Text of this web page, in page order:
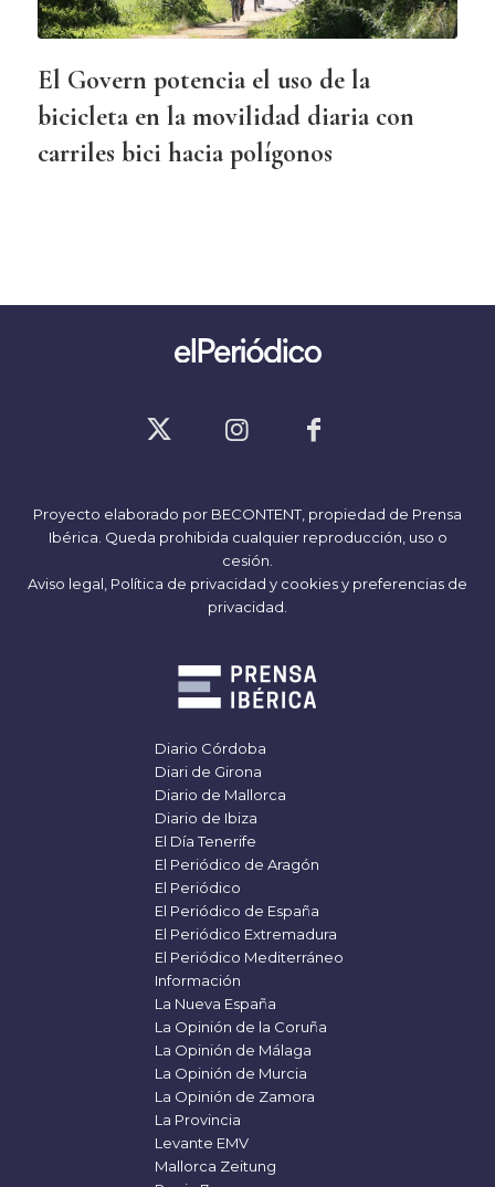
El Govern potencia el uso de la
bicicleta en la movilidad diaria con
carriles bici hacia polígonos
Proyecto elaborado por BECONTENT, propiedad de Prensa
Ibérica. Queda prohibida cualquier reproducción, uso o
cesión.
Aviso legal, Política de privacidad y cookiesy preferencias de
privacidad
Diario Córdoba
Diari de Girona
Diario de Mallorca
Diario de Ibiza
El Día Tenerife
El Periódico de Aragón
El Periódico
El Periódico de España
El Periódico Extremadura
El Periódico Mediterráneo
Información
La Nueva España
La Opinión de la Coruña
La Opinión de Málaga
La Opinión de Murcia
La Opinión de Zamora
La Provincia
Levante EMV
Mallorca Zeitung